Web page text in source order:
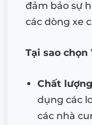
đảm bảo sự
các dòng xe
Tại sao chọn
Chất
dụng các
các nhà